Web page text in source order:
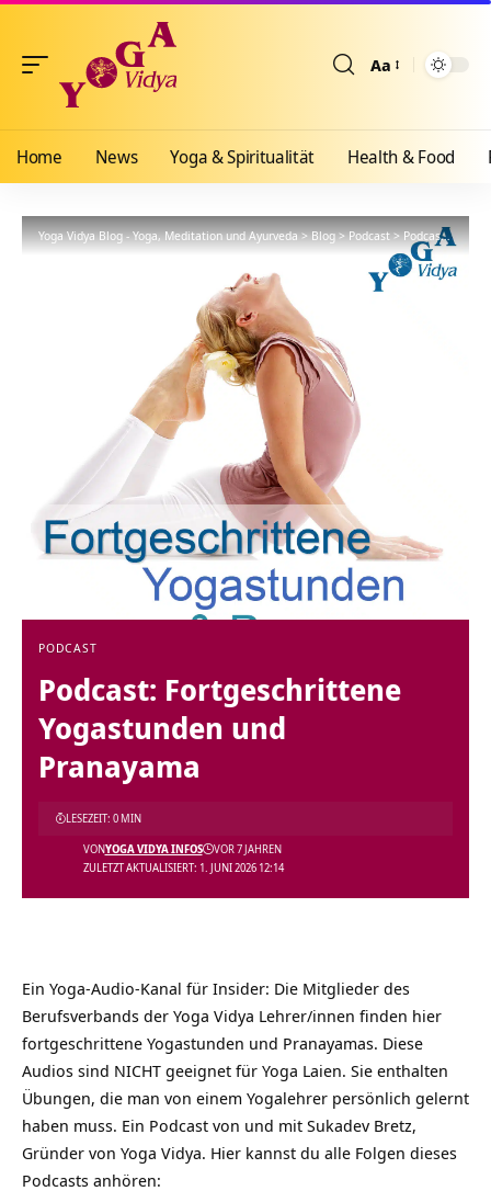
Aa
Home News Yoga & Spiritualität Health & Food
Yoga Vidya Blog - Yoga, Meditation und Ayurveda>Blog>Podcast>Podcast: Fortgeschrittene Yogastunden und Pranayama
PODCAST
Podcast: Fortgeschrittene
Yogastunden und
Pranayama
ZULETZT AKTUALISIERT: 1. JUNI 2026 12:14
VONYOGA VIDYA INFOS VOR 7 JAHREN
LESEZEIT: 0 MIN
Ein Yoga-Audio-Kanal für Insider: Die Mitglieder des
Berufsverbands der Yoga Vidya Lehrer/innen finden hier
fortgeschrittene Yogastunden und Pranayamas. Diese
Audios sind NICHT geeignet für Yoga Laien. Sie enthalten
Übungen, die man von einem Yogalehrer persönlich gelernt
haben muss. Ein Podcast von und mit Sukadev Bretz,
Gründer von Yoga Vidya. Hier kannst du alle Folgen dieses
Podcasts anhören: